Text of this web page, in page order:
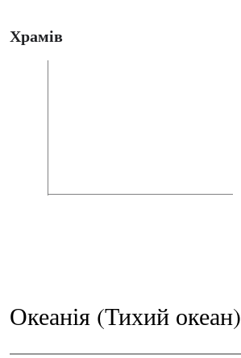
Храмів
Океанія (Тихий океан)